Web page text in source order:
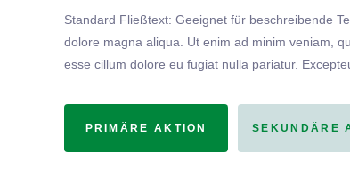
Standard Fließtext: Geeignet für beschreibende
dolore magna aliqua. Ut enim ad minim veniam,
esse cillum dolore eu fugiat nulla pariatur.
PRIMÄRE AKTION SEKUNDÄRE